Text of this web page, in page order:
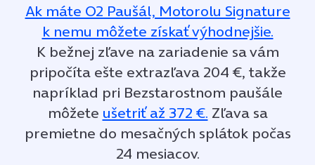
Ak máte O2 Paušál, Motorolu Signature
k nemu môžete získať výhodnejšie.
K bežnej zľave na zariadenie sa vám
pripočíta ešte extrazľava 204 €, takže
napríklad pri Bezstarostnom paušále
môžete ušetriť až 372 €. Zľava sa
premietne do mesačných splátok počas
24 mesiacov.